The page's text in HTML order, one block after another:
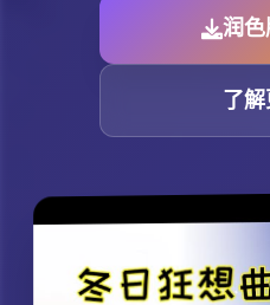
润
了